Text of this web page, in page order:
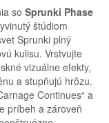
so Sprunki Phase
štúdiom
Sprunki plný
kulisu. Vrstvujte
vizuálne efekty,
a stupňujú hrôzu.
Continues“ a
príbeh a zároveň